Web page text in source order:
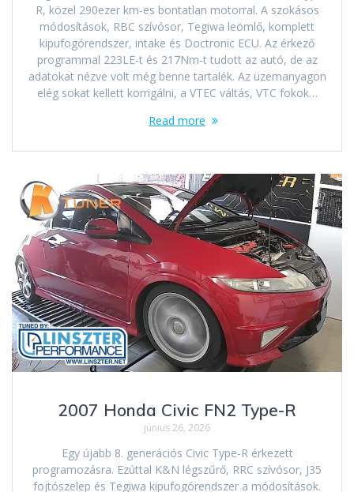
R, közel 290ezer km-es bontatlan motorral. A szokásos
módosítások, RBC szívósor, Tegiwa leömlő, komplett
kipufogórendszer, intake és Doctronic ECU. Az érkező
programmal 223LE-t és 217Nm-t tudott az autó, de az
adatokat nézve volt még benne tartalék. Az üzemanyagon
elég sokat kellett korrigálni, a VTEC váltás, VTC fokok…
Read more
2007 Honda Civic FN2 Type-R
június 26, 2026
Egy újabb 8. generációs Civic Type-R érkezett
programozásra. Ezúttal K&N légszűrő, RRC szívósor, J35
fojtószelep és Tegiwa kipufogórendszer a módosítások.